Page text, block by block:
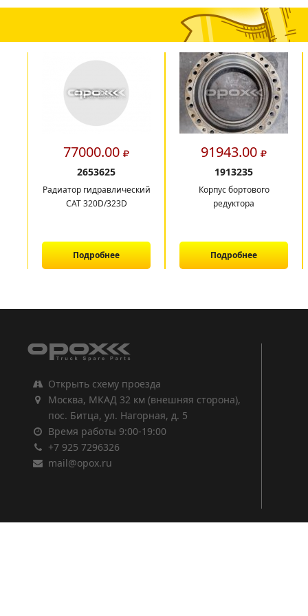
77000.00
2653625
Радиатор гидравлический
CAT 320D/323D
Подробнее
91943.00
1913235
Корпус бортового
редуктора
Подробнее
Открыть схему проезда
Москва, МКАД 32 км (внешняя сторона),
пос. Битца, ул. Нагорная, д. 5
Время работы 9:00-19:00
+7 925 7296326
mail@opox.ru